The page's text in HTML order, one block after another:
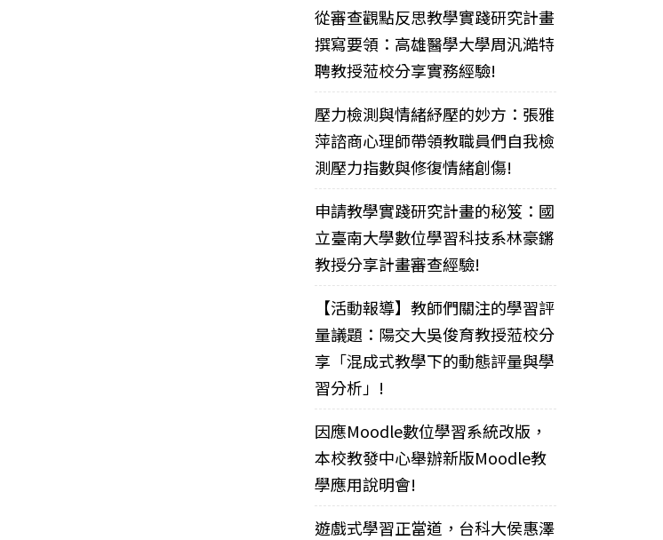
從審查觀點反思教學實踐研究計畫
撰寫要領：高雄醫學大學周汎澔特
聘教授蒞校分享實務經驗!
壓力檢測與情緒紓壓的妙方：張雅
萍諮商心理師帶領教職員們自我檢
測壓力指數與修復情緒創傷!
申請教學實踐研究計畫的秘笈：國
立臺南大學數位學習科技系林豪鏘
教授分享計畫審查經驗!
【活動報導】教師們關注的學習評
量議題：陽交大吳俊育教授蒞校分
享「混成式教學下的動態評量與學
習分析」!
因應Moodle數位學習系統改版，
本校教發中心舉辦新版Moodle教
學應用說明會!
遊戲式學習正當道，台科大侯惠澤